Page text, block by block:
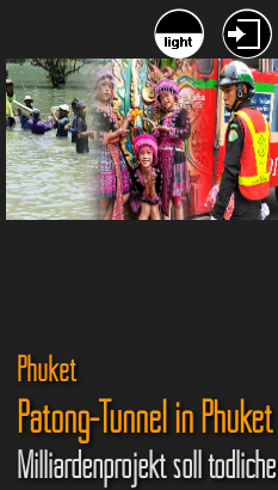
Phuket
Patong-Tunnel in
Milliardenprojekt soll